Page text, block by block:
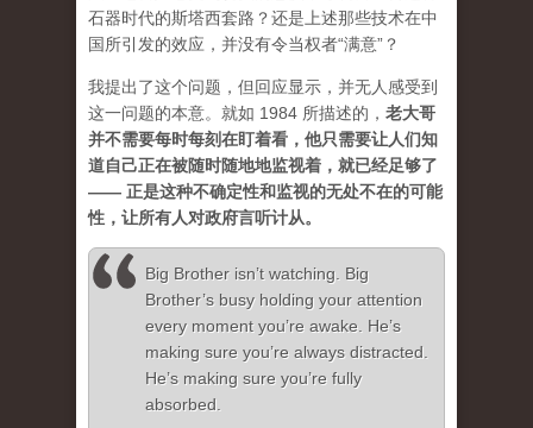
石器时代的斯塔西套路？还是上述那些技术在中
国所引发的效应 ，并没有令当权者“满意”？
我提出了这个问题，但回应显示，并无人感受到
这一问题的本意。就如 1984 所描述的， 老大哥
并不需要每时每刻在盯着看，他只需要让人们知
道自己正在被随时随地地监视着，就已经足够了
—— 正是这种不确定性和监视的无处不在的可能
性，让所有人对政府言听计从。
Big Brother isn’t watching. Big
Brother’s busy holding your attention
every moment you’re awake. He’s
making sure you’re always distracted.
He’s making sure you’re fully
absorbed.